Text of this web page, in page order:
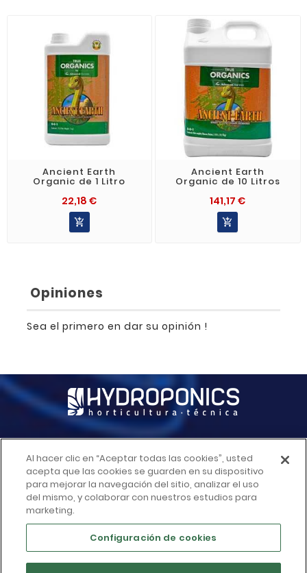
Ancient Earth
Organic de 1 Litro
22,18 €

Ancient Earth
Organic de 10 Litros
141,17 €

Opiniones
Sea el primero en dar su opinión !
INFORMACIÓN DE LA TIENDA
ACCESO RAPIDO
MÁS INFORMACIÓN 
Al hacer clic en “Aceptar todas las cookies”, usted
acepta que las cookies se guarden en su dispositivo
para mejorar la navegación del sitio, analizar el uso
del mismo, y colaborar con nuestros estudios para
marketing.
Configuración de cookies